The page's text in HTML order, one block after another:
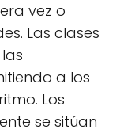
vez o
Las clases
a los
Los
se sitúan